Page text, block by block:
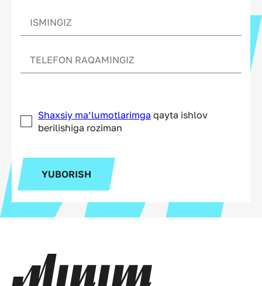
Shaxsiy ma’lumotlarimga qayta ishlov
berilishiga roziman
YUBORISH